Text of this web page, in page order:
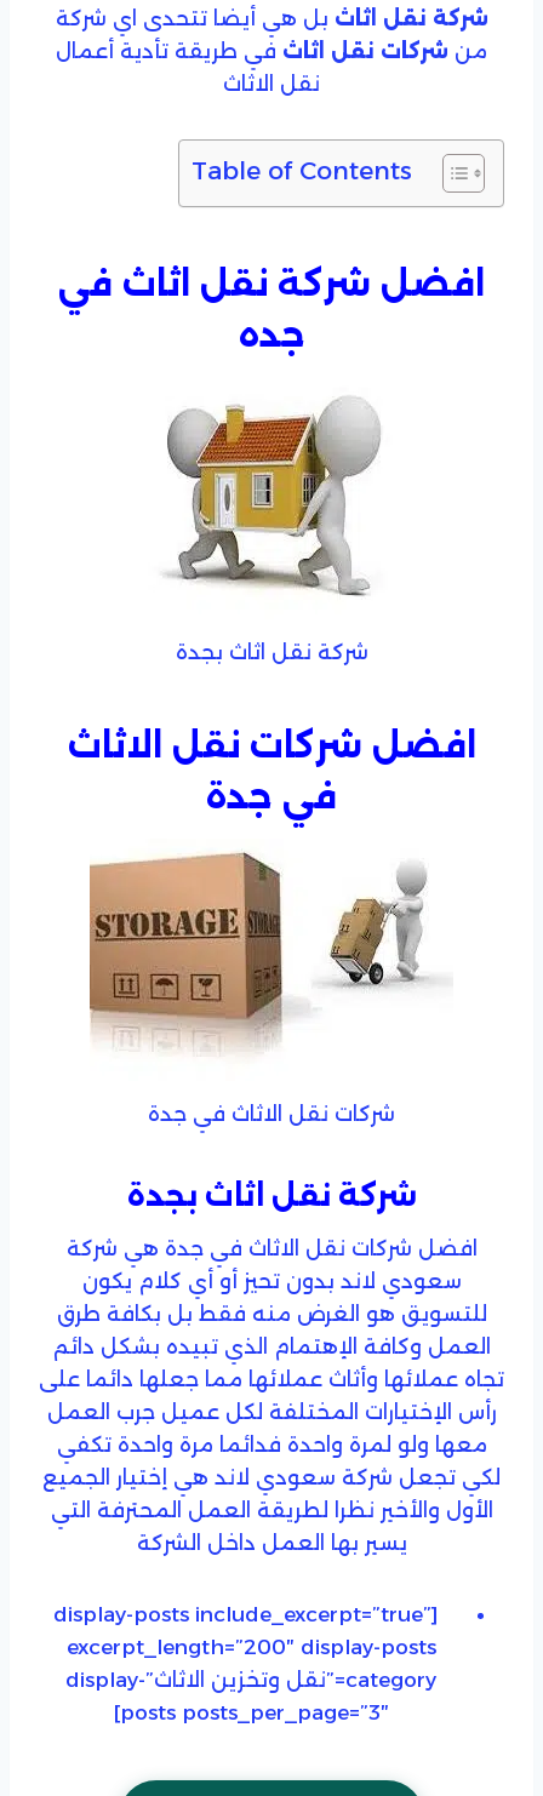
شركة نقل اثاث بل هي أيضا تتحدى اي شركة
من شركات نقل اثاث في طريقة تأدية أعمال
نقل الاثاث
Table of Contents
افضل شركة نقل اثاث في
جده
شركة نقل اثاث بجدة
افضل شركات نقل الاثاث
في جدة
شركات نقل الاثاث في جدة
شركة نقل اثاث بجدة
افضل شركات نقل الاثاث في جدة هي شركة
سعودي لاند بدون تحيز أو أي كلام يكون
للتسويق هو الغرض منه فقط بل بكافة طرق
العمل وكافة الإهتمام الذي تبيده بشكل دائم
تجاه عملائها وأثاث عملائها مما جعلها دائما على
رأس الإختيارات المختلفة لكل عميل جرب العمل
معها ولو لمرة واحدة فدائما مرة واحدة تكفي
لكي تجعل شركة سعودي لاند هي إختيار الجميع
الأول والأخير نظرا لطريقة العمل المحترفة التي
يسير بها العمل داخل الشركة
[display-posts include_excerpt=”true”
excerpt_length=”200″ display-posts
category=”نقل وتخزين الاثاث”display-
posts posts_per_page=”3″]